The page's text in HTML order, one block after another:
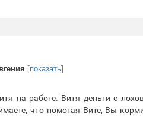
[показать]
на работе. Витя деньги с
что помогая Вите, Вы